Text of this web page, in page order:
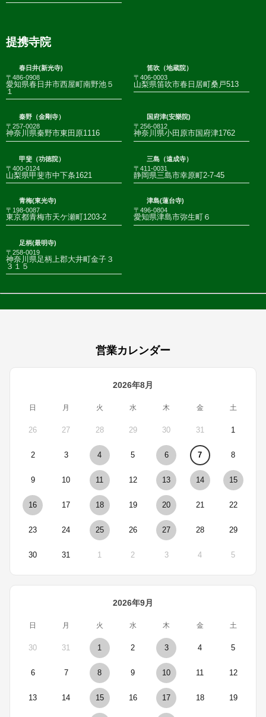
提携寺院
春日井(新光寺)
〒486-0908
愛知県春日井市西屋町南野池５
１
笛吹（地蔵院）
〒406-0003
山梨県笛吹市春日居町桑戸513
秦野（金剛寺）
〒257-0028
神奈川県秦野市東田原1116
国府津(安樂院)
〒256-0812
神奈川県小田原市国府津1762
甲斐（功徳院）
〒400-0124
山梨県甲斐市中下条1621
三島（遠成寺）
〒411-0031
静岡県三島市幸原町2-7-45
青梅(東光寺)
〒198-0087
東京都青梅市天ケ瀬町1203-2
津島(蓮台寺)
〒496-0804
愛知県津島市弥生町６
足柄(最明寺)
〒258-0019
神奈川県足柄上郡大井町金子３
３１５
営業カレンダー
2026年8月
日 月 火 水 木 金 土
26 27 28 29 30 31 1
2 3 4 5 6 7 8
9 10 11 12 13 14 15
16 17 18 19 20 21 22
23 24 25 26 27 28 29
30 31 1 2 3 4 5
2026年9月
日 月 火 水 木 金 土
30 31 1 2 3 4 5
6 7 8 9 10 11 12
13 14 15 16 17 18 19